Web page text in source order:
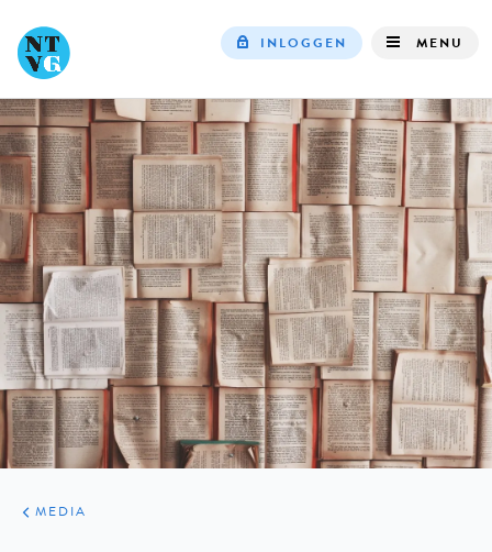
navigation
INLOGGEN MENU
ARTIKELEN
VARIA
MEDIA